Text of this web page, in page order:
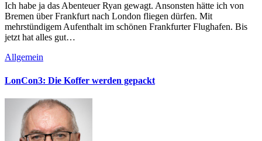
Ich habe ja das Abenteuer Ryan gewagt. Ansonsten hätte ich von
Bremen über Frankfurt nach London fliegen dürfen. Mit
mehrstündigem Aufenthalt im schönen Frankfurter Flughafen. Bis
jetzt hat alles gut…
Allgemein
LonCon3: Die Koffer werden gepackt